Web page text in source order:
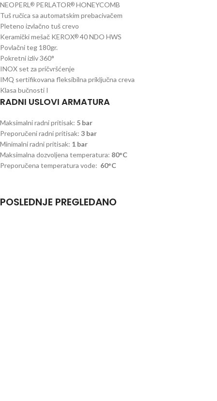
NEOPERL® PERLATOR® HONEYCOMB
Tuš ručica sa automatskim prebacivačem
Pleteno izvlačno tuš crevo
Keramički mešač KEROX® 40 NDO HWS
Povlačni teg 180gr.
Pokretni izliv 360°
INOX set za pričvršćenje
IMQ sertifikovana fleksibilna priključna creva
Klasa bučnosti I
RADNI USLOVI ARMATURA
Maksimalni radni pritisak: 5 bar
Preporučeni radni pritisak: 3 bar
Minimalni radni pritisak: 1 bar
Maksimalna dozvoljena temperatura: 80°C
Preporučena temperatura vode: 60°C
POSLEDNJE PREGLEDANO